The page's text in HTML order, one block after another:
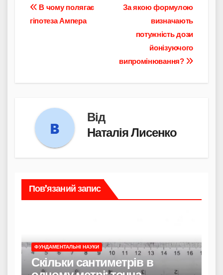
Навігація
записів
За якою формулою
визначають
потужність дози
йонізуючого
випромінювання?
В чому полягає
гіпотеза Ампера
Від
Наталія Лисенко
Пов’язаний запис
ФУНДАМЕНТАЛЬНІ НАУКИ
Скільки сантиметрів в